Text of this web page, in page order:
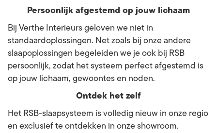
Persoonlijk afgestemd op jouw lichaam
Bij Verthe Interieurs geloven we niet in
standaardoplossingen. Net zoals bij onze andere
slaapoplossingen begeleiden we je ook bij RSB
persoonlijk, zodat het systeem perfect afgestemd is
op jouw lichaam, gewoontes en noden.
Ontdek het zelf
Het RSB-slaapsysteem is volledig nieuw in onze regio
en exclusief te ontdekken in onze showroom.